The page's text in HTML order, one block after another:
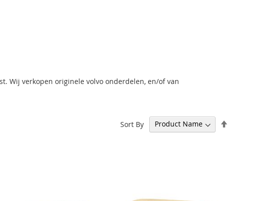
Wij verkopen originele volvo onderdelen, en/of van
Sort By